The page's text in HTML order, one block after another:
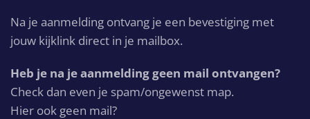
Na je aanmelding ontvang je een bevestiging met
jouw kijklink direct in je mailbox.
Heb je na je aanmelding geen mail ontvangen?
Check dan even je spam/ongewenst map.
Hier ook geen mail?